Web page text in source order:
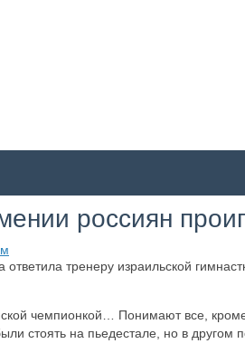
россиян
тренеру израильской
чемпионкой… Понимают все,
стоять на пьедестале, но в другом